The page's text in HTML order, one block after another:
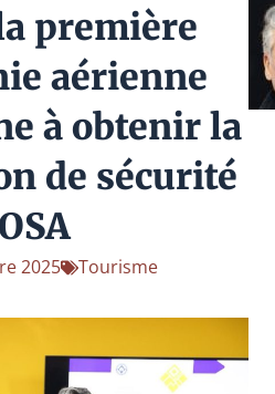
première
aérienne
à obtenir la
de sécurité
2025 Tourisme